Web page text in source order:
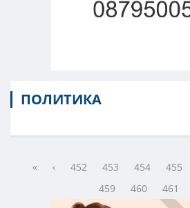
ПОЛИТИКА
« ‹ 452 453 454 455
459
460 461